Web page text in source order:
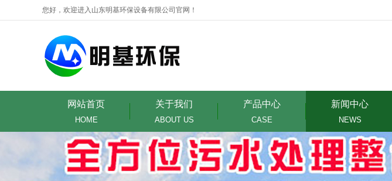
您好，欢迎进入山东明基环保设备有限公司官网！
网站首页
HOME
关于我们
ABOUT US
产品中心
CASE
新闻中心
NEWS